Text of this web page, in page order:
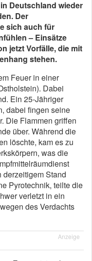
Deutschland wieder
Der
sich auch für
– Einsätze
jetzt Vorfälle, die mit
stehen.
Feuer in einer
Dabei
Ein 25-Jähriger
dabei fingen seine
Die Flammen griffen
über. Während die
löschte, kam es zu
was die
derzeitigem Stand
Pyrotechnik, teilte die
verletzt in ein
des Verdachts
Anzeige